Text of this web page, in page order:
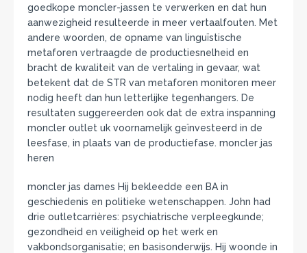
goedkope moncler-jassen te verwerken en dat hun
aanwezigheid resulteerde in meer vertaalfouten. Met
andere woorden, de opname van linguïstische
metaforen vertraagde de productiesnelheid en
bracht de kwaliteit van de vertaling in gevaar, wat
betekent dat de STR van metaforen monitoren meer
nodig heeft dan hun letterlijke tegenhangers. De
resultaten suggereerden ook dat de extra inspanning
moncler outlet uk voornamelijk geïnvesteerd in de
leesfase, in plaats van de productiefase. moncler jas
heren
moncler jas dames Hij bekleedde een BA in
geschiedenis en politieke wetenschappen. John had
drie outletcarrières: psychiatrische verpleegkunde;
gezondheid en veiligheid op het werk en
vakbondsorganisatie; en basisonderwijs. Hij woonde in